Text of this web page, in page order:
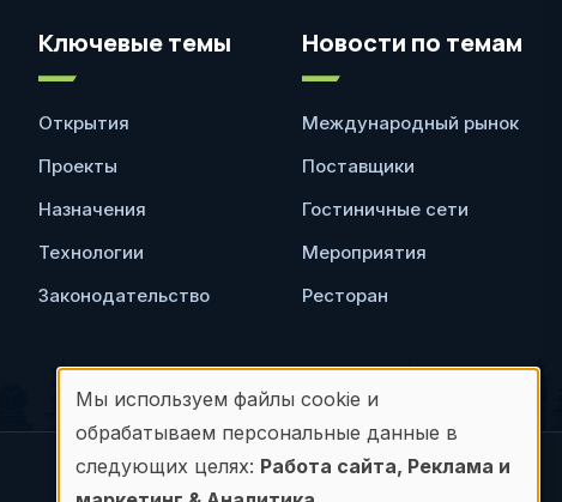
Ключевые темы
Открытия
Проекты
Назначения
Технологии
Законодательство
Новости по темам
Международный рынок
Поставщики
Гостиничные сети
Мероприятия
Ресторан
© Frontdesk.ru, 2006-2026
Использование
персональных
Мы используем файлы cookie и
обрабатываем персональные данные в
следующих целях: Работа сайта, Реклама и